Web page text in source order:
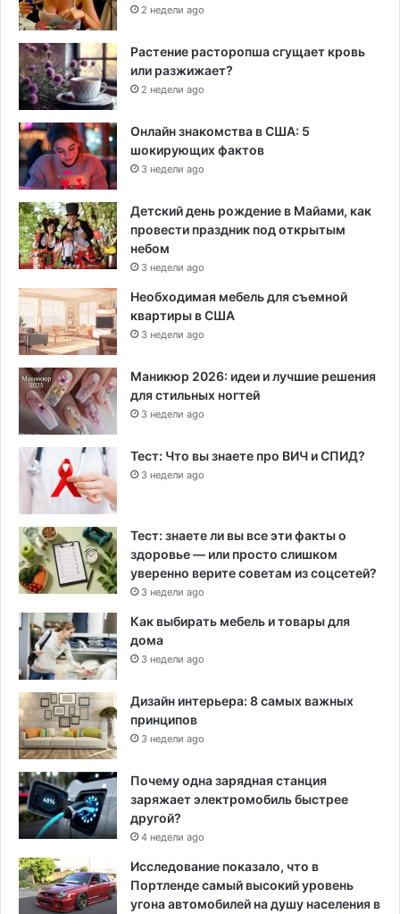
2 недели ago
Растение расторопша сгущает кровь
или разжижает?
2 недели ago
Онлайн знакомства в США: 5
шокирующих фактов
3 недели ago
Детский день рождение в Майами, как
провести праздник под открытым
небом
3 недели ago
Необходимая мебель для съемной
квартиры в США
3 недели ago
Маникюр 2026: идеи и лучшие решения
для стильных ногтей
3 недели ago
Тест: Что вы знаете про ВИЧ и СПИД?
3 недели ago
Тест: знаете ли вы все эти факты о
здоровье — или просто слишком
уверенно верите советам из соцсетей?
3 недели ago
Как выбирать мебель и товары для
дома
3 недели ago
Дизайн интерьера: 8 самых важных
принципов
3 недели ago
Почему одна зарядная станция
заряжает электромобиль быстрее
другой?
4 недели ago
Исследование показало, что в
Портленде самый высокий уровень
угона автомобилей на душу населения в